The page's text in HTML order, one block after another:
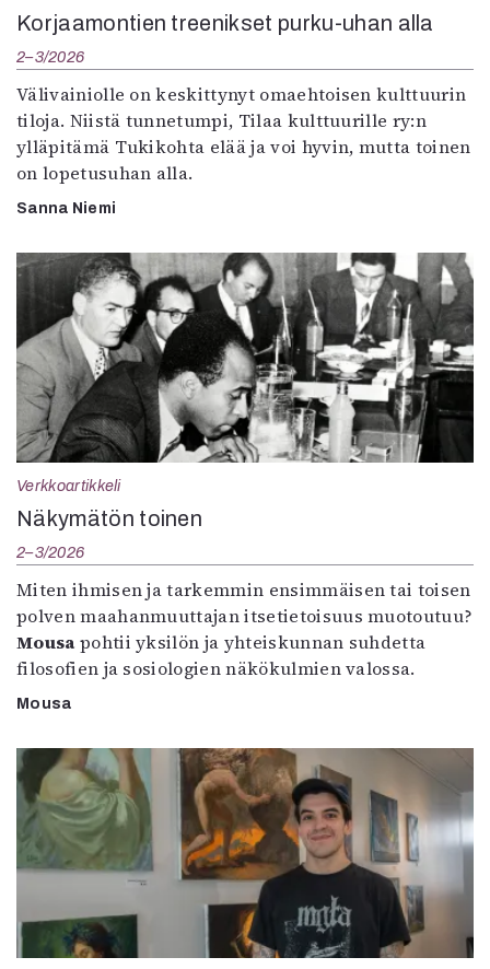
Korjaamontien treenikset purku-uhan alla
2–3/2026
Välivainiolle on keskittynyt omaehtoisen kulttuurin
tiloja. Niistä tunnetumpi, Tilaa kulttuurille ry:n
ylläpitämä Tukikohta elää ja voi hyvin, mutta toinen
on lopetusuhan alla.
Sanna Niemi
Verkkoartikkeli
Näkymätön toinen
2–3/2026
Miten ihmisen ja tarkemmin ensimmäisen tai toisen
polven maahanmuuttajan itsetietoisuus muotoutuu?
Mousa pohtii yksilön ja yhteiskunnan suhdetta
filosofien ja sosiologien näkökulmien valossa.
Mousa